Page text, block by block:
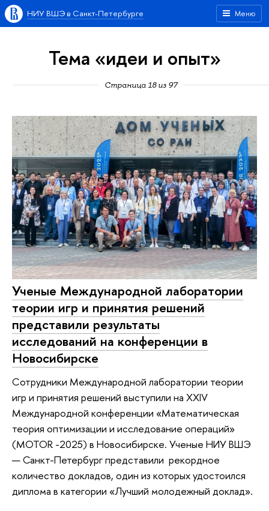
Меню
НИУ ВШЭ в Санкт-Петербурге
Тема «идеи и опыт»
Страница 18 из 97
Ученые Международной лаборатории
теории игр и принятия решений
представили результаты
исследований на конференции в
Новосибирске
Сотрудники Международной лаборатории теории
игр и принятия решений выступили на XXIV
Международной конференции «Математическая
теория оптимизации и исследование операций»
(MOTOR -2025) в Новосибирске. Ученые НИУ ВШЭ
— Санкт-Петербург представили рекордное
количество докладов, один из которых удостоился
диплома в категории «Лучший молодежный доклад».